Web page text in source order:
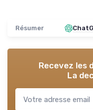
Résumer
Recevez les
La